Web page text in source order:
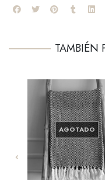
TAMBIÉN
AGOTADO